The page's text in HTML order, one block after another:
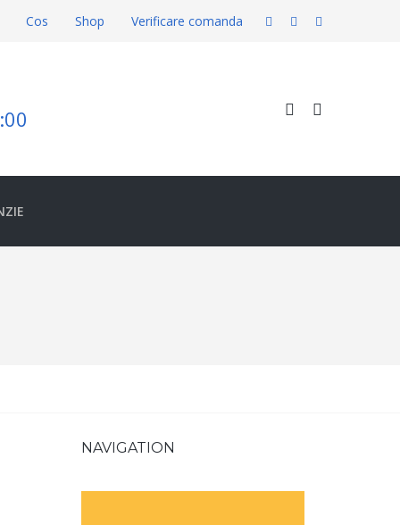
Cos Shop Verificare comanda
NAVIGATION